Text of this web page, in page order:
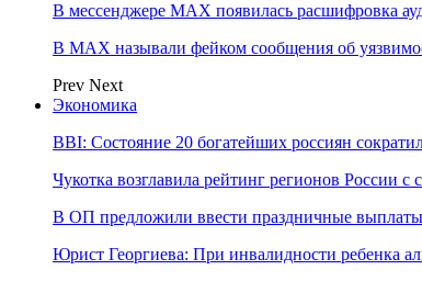
В мессенджере MAX появилась расшифровка
В МAX называли фейком сообщения об
Prev Next
Экономика
BBI: Состояние 20 богатейших россиян
Чукотка возглавила рейтинг регионов России
В ОП предложили ввести праздничные
Юрист Георгиева: При инвалидности ребенка